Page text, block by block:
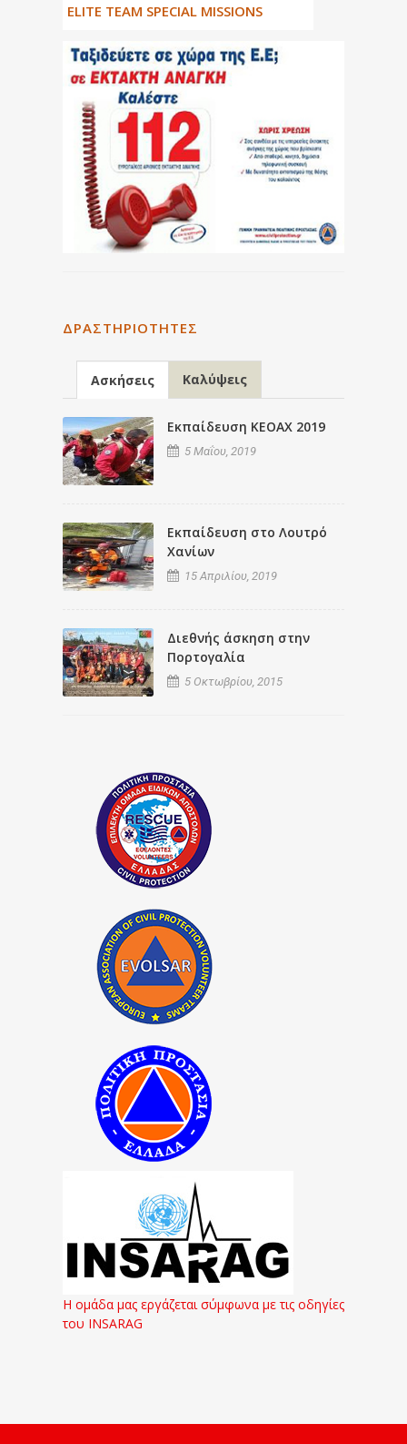
ΕLITE TEAM SPECIAL MISSIONS
ΔΡΑΣΤΗΡΙΌΤΗΤΕΣ
Ασκήσεις Καλύψεις
Εκπαίδευση ΚΕΟΑΧ 2019
5 Μαΐου, 2019
Εκπαίδευση στο Λουτρό
Χανίων
15 Απριλίου, 2019
Διεθνής άσκηση στην
Πορτογαλία
5 Οκτωβρίου, 2015
Η ομάδα μας εργάζεται σύμφωνα με τις οδηγίες
του INSARAG